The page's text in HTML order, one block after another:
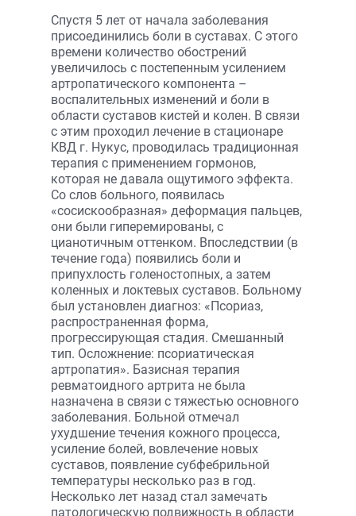
Спустя 5 лет от начала заболевания
присоединились боли в суставах. С этого
времени количество обострений
увеличилось с постепенным усилением
артропатического компонента –
воспалительных изменений и боли в
области суставов кистей и колен. В связи
с этим проходил лечение в стационаре
КВД г. Нукус, проводилась традиционная
терапия с применением гормонов,
которая не давала ощутимого эффекта.
Со слов больного, появилась
«сосискообразная» деформация пальцев,
они были гиперемированы, с
цианотичным оттенком. Впоследствии (в
течение года) появились боли и
припухлость голеностопных, а затем
коленных и локтевых суставов. Больному
был установлен диагноз: «Псориаз,
распространенная форма,
прогрессирующая стадия. Смешанный
тип. Осложнение: псориатическая
артропатия». Базисная терапия
ревматоидного артрита не была
назначена в связи с тяжестью основного
заболевания. Больной отмечал
ухудшение течения кожного процесса,
усиление болей, вовлечение новых
суставов, появление субфебрильной
температуры несколько раз в год.
Несколько лет назад стал замечать
патологическую подвижность в области